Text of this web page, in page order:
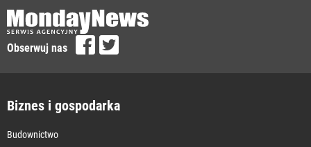
Obserwuj nas
Biznes i gospodarka
Budownictwo